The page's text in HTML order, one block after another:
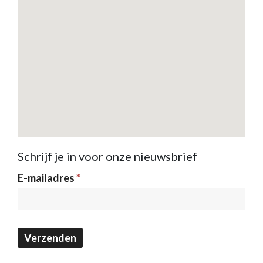
Schrijf je in voor onze nieuwsbrief
Nieuwsbrief
E-mailadres*
Verzenden